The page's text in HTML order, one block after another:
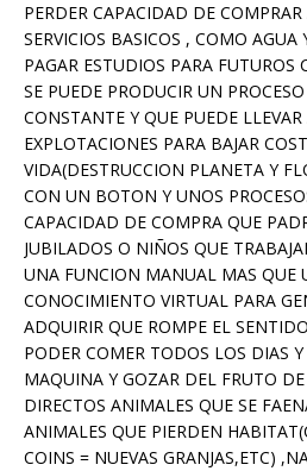
PERDER CAPACIDAD DE
SERVICIOS BASICOS , COMO
PAGAR ESTUDIOS PARA FUTUROS
SE PUEDE PRODUCIR UN
CONSTANTE Y QUE PUEDE LLEVAR
EXPLOTACIONES PARA BAJAR
VIDA(DESTRUCCION PLANETA Y
CON UN BOTON Y UNOS
CAPACIDAD DE COMPRA QUE
JUBILADOS O NIÑOS QUE
UNA FUNCION MANUAL MAS QUE
CONOCIMIENTO VIRTUAL PARA
ADQUIRIR QUE ROMPE EL
PODER COMER TODOS LOS DIAS
MAQUINA Y GOZAR DEL FRUTO
DIRECTOS ANIMALES QUE SE
ANIMALES QUE PIERDEN
COINS = NUEVAS GRANJAS,ETC)